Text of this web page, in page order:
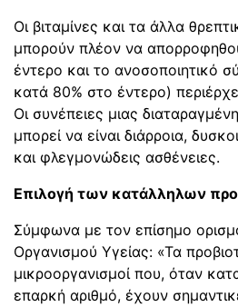
Οι βιταμίνες και τα άλλα
μπορούν πλέον να
έντερο και το ανοσοποιητικό
κατά 80% στο έντερο)
Οι συνέπειες μιας
μπορεί να είναι διάρροια,
και φλεγμονώδεις ασθένειες.
Επιλογή των κατάλληλων
Σύμφωνα με τον επίσημο
Οργανισμού Υγείας: «Τα
μικροοργανισμοί που, όταν
επαρκή αριθμό, έχουν